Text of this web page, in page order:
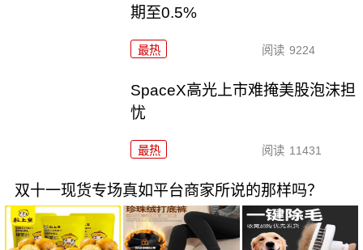
期至0.5%
最热 阅读 9224
SpaceX高光上市难掩美股泡沫担
忧
最热 阅读 11431
双十一现货专场真如平台商家所说的那样吗？